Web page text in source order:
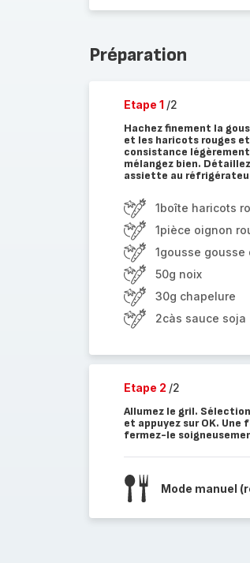
Préparation
Etape 1 /2
Hachez finement la
et les haricots rouges
consistance
mélangez bien.
assiette au
1boîte haricots
1pièce oignon
1gousse gousse
50g noix
30g chapelure
2càs sauce soja
Etape 2 /2
Allumez le gril.
et appuyez sur OK.
fermez-le
Mode manuel